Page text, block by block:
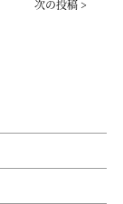
次の投稿 >